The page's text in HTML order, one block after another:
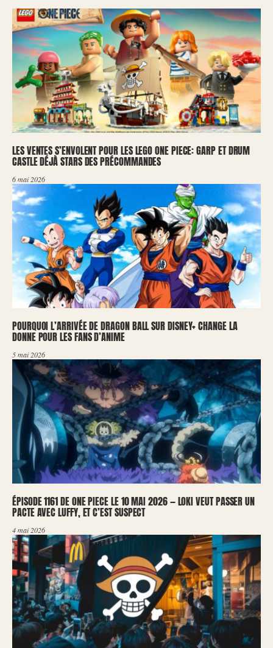
LES VENTES S’ENVOLENT POUR LES LEGO ONE PIECE: GARP ET DRUM
CASTLE DÉJÀ STARS DES PRÉCOMMANDES
6 mai 2026
POURQUOI L’ARRIVÉE DE DRAGON BALL SUR DISNEY+ CHANGE LA
DONNE POUR LES FANS D’ANIME
5 mai 2026
ÉPISODE 1161 DE ONE PIECE LE 10 MAI 2026 — LOKI VEUT PASSER UN
PACTE AVEC LUFFY, ET C’EST SUSPECT
4 mai 2026